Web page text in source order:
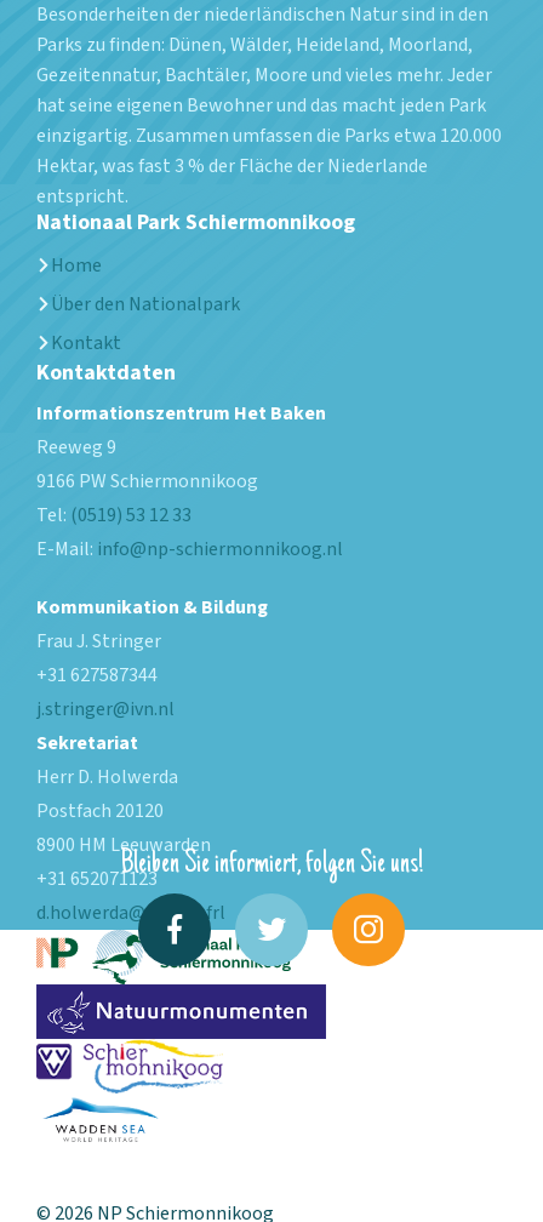
Bleiben Sie informiert, folgen Sie uns!
Besonderheiten der niederländischen Natur sind in den
Parks zu finden: Dünen, Wälder, Heideland, Moorland,
Gezeitennatur, Bachtäler, Moore und vieles mehr. Jeder
hat seine eigenen Bewohner und das macht jeden Park
einzigartig. Zusammen umfassen die Parks etwa 120.000
Hektar, was fast 3 % der Fläche der Niederlande
entspricht.
Nationaal Park Schiermonnikoog
Home
Über den Nationalpark
Kontakt
Kontaktdaten
Informationszentrum Het Baken
Reeweg 9
9166 PWSchiermonnikoog
Tel: (0519) 53 12 33
E-Mail: info@np-schiermonnikoog.nl
Kommunikation & Bildung
Frau J. Stringer
+31 627587344
j.stringer@ivn.nl
Sekretariat
Herr D. Holwerda
Postfach 20120
8900 HM Leeuwarden
+31 652071123
d.holwerda@fryslan.frl
© 2026 NP Schiermonnikoog